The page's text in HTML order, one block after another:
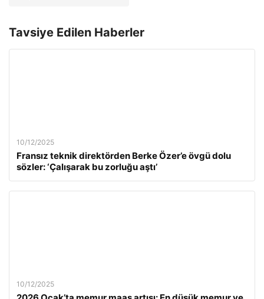
Tavsiye Edilen Haberler
10/12/2025
Fransız teknik direktörden Berke Özer’e övgü dolu
sözler: ‘Çalışarak bu zorluğu aştı’
10/12/2025